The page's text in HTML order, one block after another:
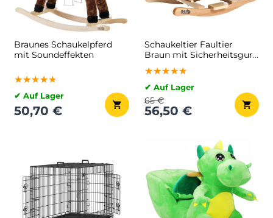
Braunes Schaukelpferd
mit Soundeffekten
★★★★★
★★★★★
★★★★★
✔ Auf Lager
50,70 €
Schaukeltier Faultier
Braun mit Sicherheitsgurt,
braun
★★★★★
★★★★★
★★★★★
✔ Auf Lager
56,50 €
65 €